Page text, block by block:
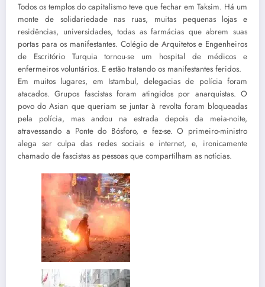
Todos os templos do capitalismo teve que fechar em Taksim. Há um
monte de solidariedade nas ruas, muitas pequenas lojas e
residências, universidades, todas as farmácias que abrem suas
portas para os manifestantes. Colégio de Arquitetos e Engenheiros
de Escritório Turquia tornou-se um hospital de médicos e
enfermeiros voluntários. E estão tratando os manifestantes feridos.
Em muitos lugares, em Istambul, delegacias de polícia foram
atacados. Grupos fascistas foram atingidos por anarquistas. O
povo do Asian que queriam se juntar à revolta foram bloqueadas
pela polícia, mas andou na estrada depois da meia-noite,
atravessando a Ponte do Bósforo, e fez-se. O primeiro-ministro
alega ser culpa das redes sociais e internet, e, ironicamente
chamado de fascistas as pessoas que compartilham as notícias.